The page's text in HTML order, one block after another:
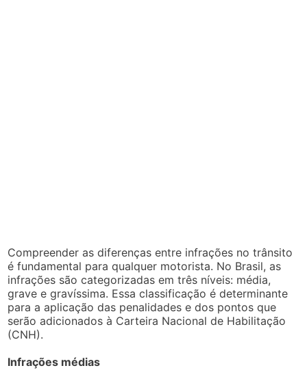
Compreender as diferenças entre infrações no trânsito
é fundamental para qualquer motorista. No Brasil, as
infrações são categorizadas em três níveis: média,
grave e gravíssima. Essa classificação é determinante
para a aplicação das penalidades e dos pontos que
serão adicionados à Carteira Nacional de Habilitação
(CNH).
Infrações médias